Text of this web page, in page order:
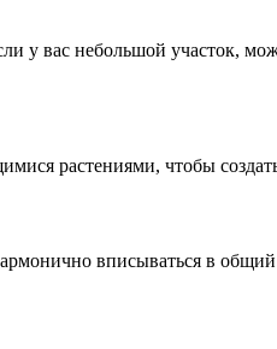
у вас небольшой участок,
растениями, чтобы
вписываться в